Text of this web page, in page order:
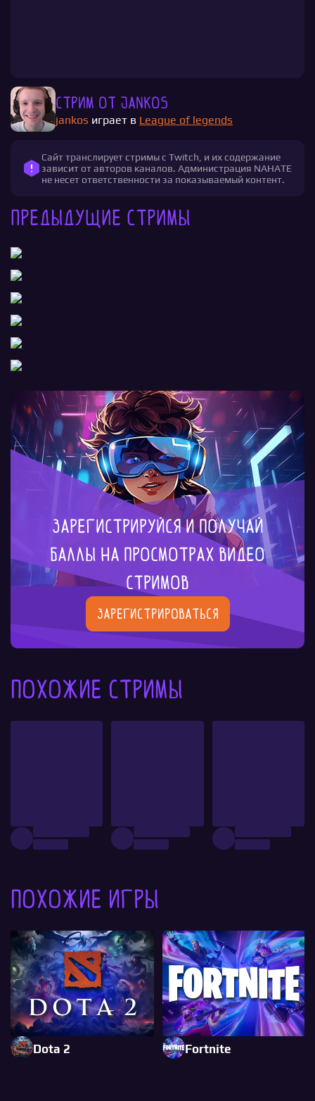
Стрим от jankos
jankos играет в League of legends
Сайт транслирует стримы с Twitch, и их содержание
зависит от авторов каналов. Администрация NAHATE
не несет ответственности за показываемый контент.
Предыдущие стримы
Зарегистрируйся и получай
баллы на просмотрах видео
стримов
Зарегистрироваться
Похожие стримы
Похожие игры
Dota 2 Fortnite